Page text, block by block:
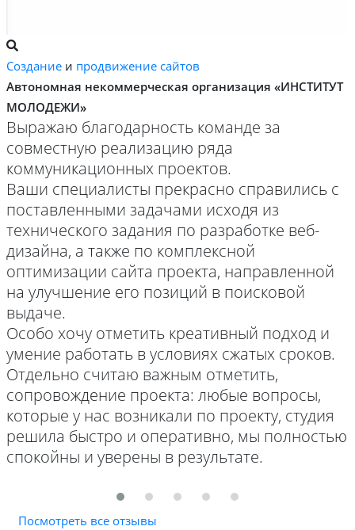
Создание и продвижение сайтов
Автономная некоммерческая организация «ИНСТИТУТ
МОЛОДЕЖИ»
Выражаю благодарность команде за
совместную реализацию ряда
коммуникационных проектов.
Ваши специалисты прекрасно справились с
поставленными задачами исходя из
технического задания по разработке веб-
дизайна, а также по комплексной
оптимизации сайта проекта, направленной
на улучшение его позиций в поисковой
выдаче.
Особо хочу отметить креативный подход и
умение работать в условиях сжатых сроков.
Отдельно считаю важным отметить,
сопровождение проекта: любые вопросы,
которые у нас возникали по проекту, студия
решила быстро и оперативно, мы полностью
спокойны и уверены в результате.
Посмотреть все отзывы